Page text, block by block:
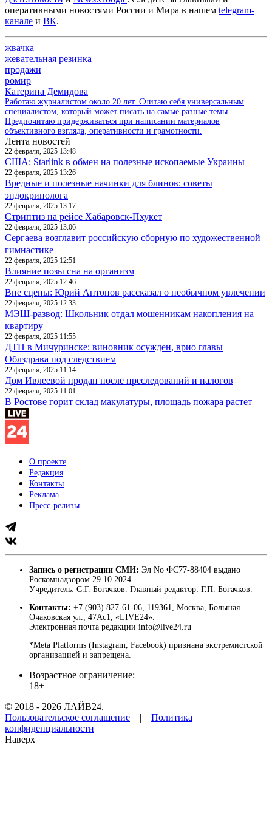
оперативными новостями России и Мира в нашем telegram-
канале и ВК.
жвачка
жевательная резинка
продажи
ромир
Катерина Демидова
Работаю журналистом около 20 лет. Считаю себя универсальным
специалистом, который может писать на самые разные темы.
Предпочитаю придерживаться при написании материалов
объективного взгляда, оперативности и грамотности.
Лента новостей
22 февраля, 2025 13:48
США: Starlink в обмен на полезные ископаемые Украины
22 февраля, 2025 13:26
Вредные и полезные начинки для блинов: советы
эндокринолога
22 февраля, 2025 13:17
Стриптиз на рейсе Хабаровск-Пхукет
22 февраля, 2025 13:06
Сергаева возглавит российскую сборную по художественной
гимнастике
22 февраля, 2025 12:51
Влияние позы сна на организм
22 февраля, 2025 12:46
Вне сцены: Юрий Антонов рассказал о необычном увлечении
22 февраля, 2025 12:33
МЭШ-развод: Школьник отдал мошенникам накопления на
квартиру
22 февраля, 2025 11:55
ДТП в Мичуринске: виновник осужден, врио главы
Облздрава под следствием
22 февраля, 2025 11:14
Дом Ивлеевой продан после преследований и налогов
22 февраля, 2025 11:01
В Ростове горит склад макулатуры, площадь пожара растет
О проекте
Редакция
Контакты
Реклама
Пресс-релизы
Запись о регистрации СМИ: Эл No ФС77-88404 выдано
Роскомнадзором 29.10.2024.
Учредитель: С.Г. Богачков. Главный редактор: Г.П. Богачков.
Контакты: +7 (903) 827-61-06, 119361, Москва, Большая
Очаковская ул., 47Ас1, «LIVE24».
Электронная почта редакции info@live24.ru
*Meta Platforms (Instagram, Facebook) признана экстремистской
организацией и запрещена.
Возрастное ограничение:
18+
© 2018 - 2026 ЛАЙВ24.
Пользовательское соглашение | Политика
конфиденциальности
Наверх